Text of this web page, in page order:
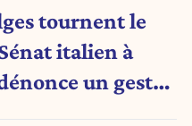
tournent le
italien à
un geste